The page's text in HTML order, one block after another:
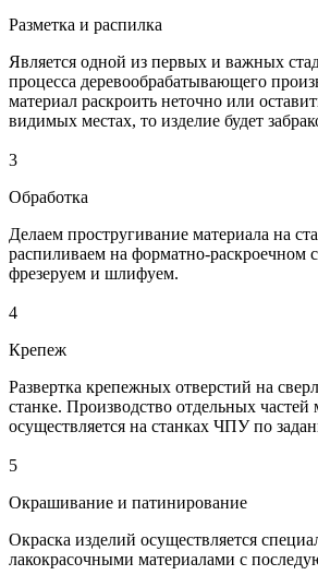
Разметка и распилка
Является одной из первых и важных
процесса деревообрабатывающего
материал раскроить неточно или
видимых местах, то изделие будет
3
Обработка
Делаем простругивание материала на
распиливаем на форматно-раскроечном
фрезеруем и шлифуем.
4
Крепеж
Развертка крепежных отверстий на
станке. Производство отдельных частей
осуществляется на станках ЧПУ по
5
Окрашивание и патинирование
Окраска изделий осуществляется
лакокрасочными материалами с